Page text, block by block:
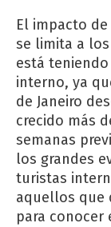
El impacto
se limita a
está
interno, ya
de Janeiro
crecido más
semanas
los grandes
turistas
aquellos que
para conocer